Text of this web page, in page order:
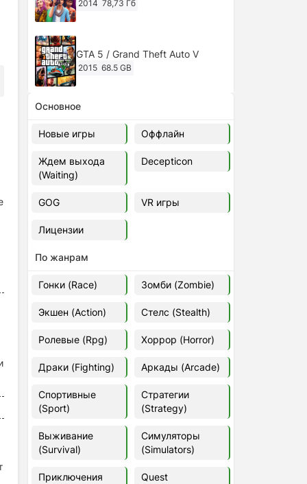
2014 78,73 Гб
GTA 5 / Grand Theft Auto V
2015 68.5 GB
Ghost of Tsushima: Director's Cut
v.1053.8.1023.1614 [RePack
Decepticon] (2024)
2024
Cyberpunk 2077
49.4 GB
Ghost of Tsushima: Director's Cut
v.1053.9.0623.1807 [Папка
Euro Truck Simulator 2 v.1.60.1.7s
[Папка игры] (2012)
37,77 Гб
Forza Horizon 5 v.688.044
[Папка игры] (2021)
2021
V Rising
2024
Основное
Новые игры Оффлайн
Ждем выхода
(Waiting)
Decepticon
GOG VR игры
Лицензии
По жанрам
Гонки (Race) Зомби (Zombie)
Экшен (Action) Стелс (Stealth)
Ролевые (Rpg) Хоррор (Horror)
Драки (Fighting) Аркады (Arcade)
Спортивные
(Sport)
Стратегии
(Strategy)
Выживание
(Survival)
Симуляторы
(Simulators)
Приключения
Quest